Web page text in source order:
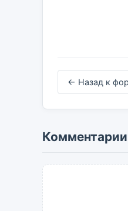
← Назад к
Комментарии